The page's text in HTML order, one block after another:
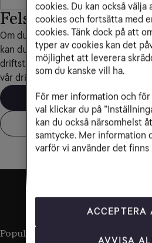
Felsökning av
Om du har problem med din mobil
kan du använda vår felsökare. För
driftstatus och felsökning av alla
vår driftinformationssida.
Starta
Mer om drift
Populära sidor
cookies. Du kan också välja
cookies och fortsätta med
cookies. Tänk dock på att
typer av cookies kan det
möjlighet att leverera
som du kanske vill ha.
För mer information och för
val klickar du på
kan du också närsomhelst
samtycke. Mer information
varför vi använder det finns
ACCEPTERA
AVVISA